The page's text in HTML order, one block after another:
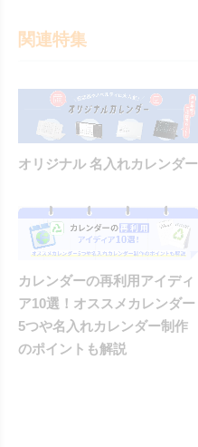
関連特集
オリジナル 名入れカレンダー
カレンダーの再利用アイディ
ア10選！オススメカレンダー
5つや名入れカレンダー制作
のポイントも解説